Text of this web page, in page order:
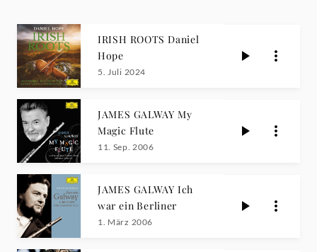
IRISH ROOTS Daniel
Hope
5. Juli 2024
JAMES GALWAY My
Magic Flute
11. Sep. 2006
JAMES GALWAY Ich
war ein Berliner
1. März 2006